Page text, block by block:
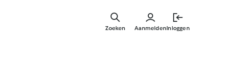
AanmeldenInloggen
Zoeken